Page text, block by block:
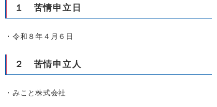
１ 苦情申立日
・令和８年４月６日
２ 苦情申立人
・みこと株式会社